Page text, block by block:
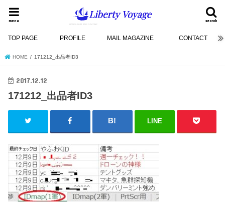
search
menu
TOP PAGE PROFILE MAIL MAGAZINE CONTACT
HOME 171212_出品者ID3
2017.12.12
171212_出品者ID3
LINE